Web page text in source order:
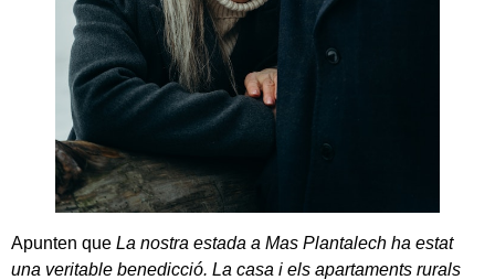
Apunten que La nostra estada a Mas Plantalech ha estat
una veritable benedicció. La casa i els apartaments rurals